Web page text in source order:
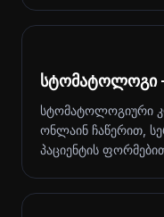
სტომატოლოგი
სტომატოლოგიური
ონლაინ ჩაწერით,
პაციენტის